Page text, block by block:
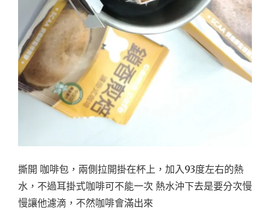
撕開 咖啡包，兩側拉開掛在杯上，加入93度左右的熱
水，不過耳掛式咖啡可不能一次 熱水沖下去是要分次慢
慢讓他濾滴，不然咖啡會滿出來